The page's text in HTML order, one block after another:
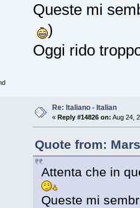
Queste mi
)
Oggi rido
Re: Italiano - Italian
« Reply #14826 on: Aug 24,
Quote from:
Attenta che in
Queste mi